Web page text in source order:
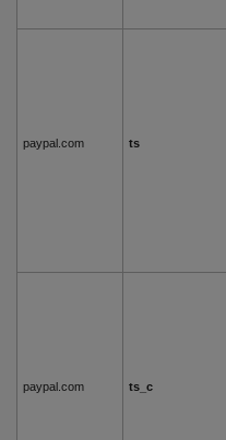
paypal.com ts
paypal.com ts_c